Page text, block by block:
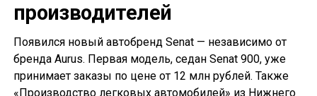
производителей
Появился новый автобренд Senat — независимо от
бренда Aurus. Первая модель, седан Senat 900, уже
принимает заказы по цене от 12 млн рублей. Также
«Производство легковых автомобилей» из Нижнего